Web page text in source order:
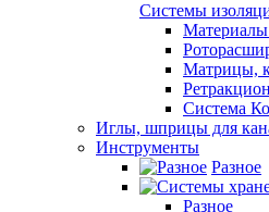
Системы
Материалы
Матрицы,
Система
Иглы, шприцы для
Инструменты
Разное
Разное